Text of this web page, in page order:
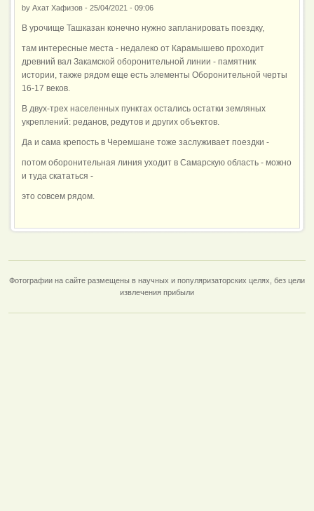
by Ахат Хафизов - 25/04/2021 - 09:06
В урочище Ташказан конечно нужно запланировать поездку,
там интересные места - недалеко от Карамышево проходит
древний вал Закамской оборонительной линии - памятник
истории, также рядом еще есть элементы Оборонительной черты
16-17 веков.
В двух-трех населенных пунктах остались остатки земляных
укреплений: реданов, редутов и других объектов.
Да и сама крепость в Черемшане тоже заслуживает поездки -
потом оборонительная линия уходит в Самарскую область - можно
и туда скататься -
это совсем рядом.
Фотографии на сайте размещены в научных и популяризаторских целях, без цели
извлечения прибыли